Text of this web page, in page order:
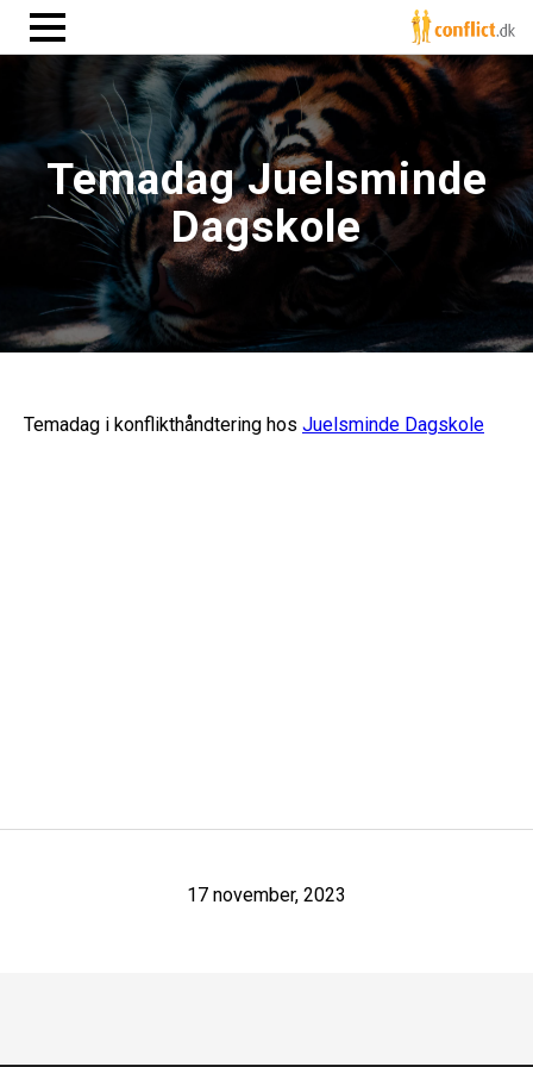
Temadag Juelsminde
Dagskole
Temadag i konflikthåndtering hos Juelsminde Dagskole
17 november, 2023